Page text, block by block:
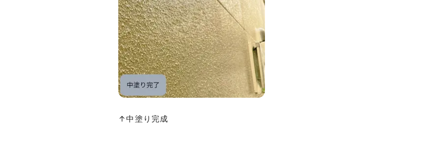
↑中塗り完成